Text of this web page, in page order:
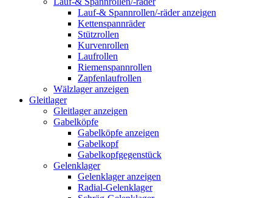
Lauf-& Spannrollen/-räder anzeigen
Kettenspannräder
Stützrollen
Kurvenrollen
Laufrollen
Riemenspannrollen
Zapfenlaufrollen
Wälzlager anzeigen
Gleitlager
Gleitlager anzeigen
Gabelköpfe
Gabelköpfe anzeigen
Gabelkopf
Gabelkopfgegenstück
Gelenklager
Gelenklager anzeigen
Radial-Gelenklager